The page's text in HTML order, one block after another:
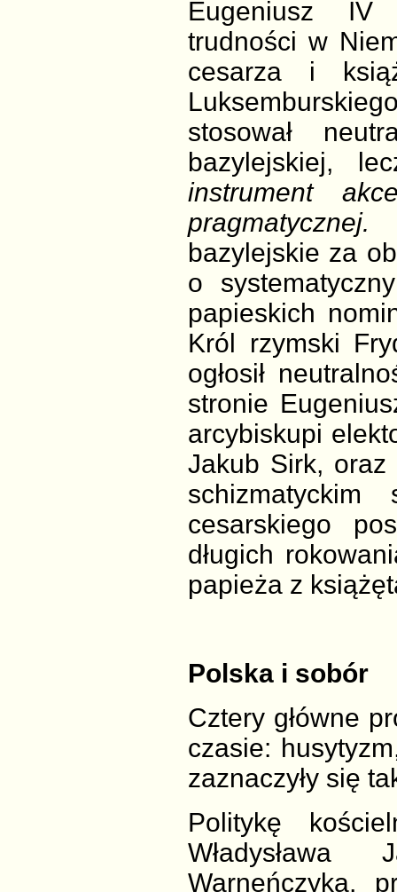
Eugeniusz IV
trudności w
cesarza i
stosował
bazylejskiej,
instrument
pragmatycznej.
bazylejskie za
o
papieskich
Król rzymski
ogłosił
stronie
arcybiskupi
Jakub Sirk,
schizmatyckim
cesarskiego
długich
papieża z
Polska i sobór
Cztery główne
czasie:
zaznaczyły się
Politykę
Władysława
Warneńczyka,